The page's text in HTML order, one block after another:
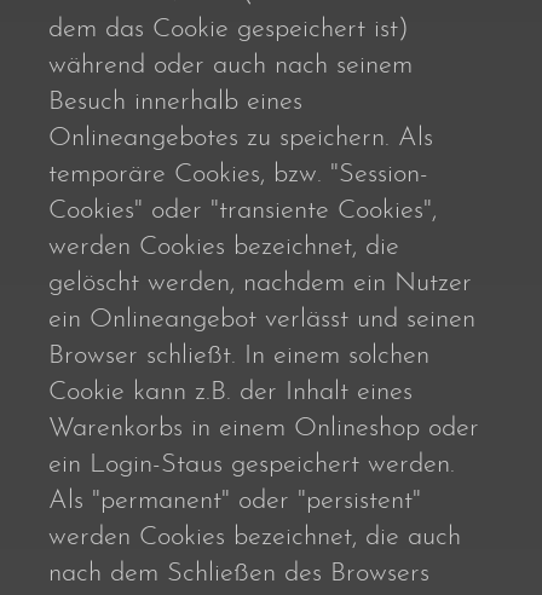
dem das Cookie gespeichert ist)
während oder auch nach seinem
Besuch innerhalb eines
Onlineangebotes zu speichern. Als
temporäre Cookies, bzw. "Session-
Cookies" oder "transiente Cookies",
werden Cookies bezeichnet, die
gelöscht werden, nachdem ein Nutzer
ein Onlineangebot verlässt und seinen
Browser schließt. In einem solchen
Cookie kann z.B. der Inhalt eines
Warenkorbs in einem Onlineshop oder
ein Login-Staus gespeichert werden.
Als "permanent" oder "persistent"
werden Cookies bezeichnet, die auch
nach dem Schließen des Browsers